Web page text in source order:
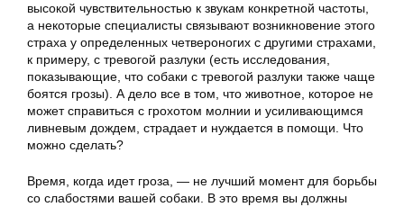
высокой чувствительностью к звукам конкретной частоты,
а некоторые специалисты связывают возникновение этого
страха у определенных четвероногих с другими страхами,
к примеру, с тревогой разлуки (есть исследования,
показывающие, что собаки с тревогой разлуки также чаще
боятся грозы). А дело все в том, что животное, которое не
может справиться с грохотом молнии и усиливающимся
ливневым дождем, страдает и нуждается в помощи. Что
можно сделать?
Время, когда идет гроза, — не лучший момент для борьбы
со слабостями вашей собаки. В это время вы должны